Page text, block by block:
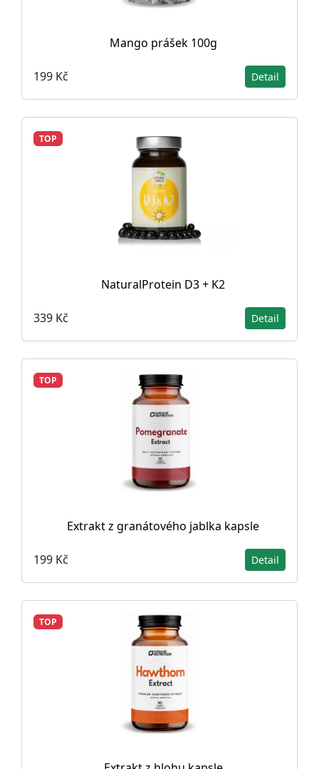
Mango prášek 100g
199 Kč Detail
TOP
NaturalProtein D3 + K2
339 Kč Detail
TOP
Extrakt z granátového jablka kapsle
199 Kč Detail
TOP